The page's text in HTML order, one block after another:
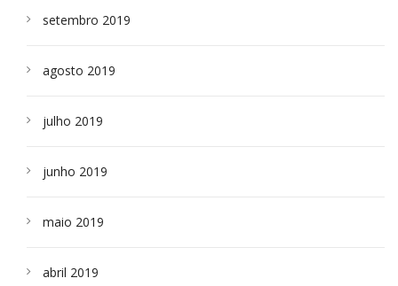
setembro 2019
agosto 2019
julho 2019
junho 2019
maio 2019
abril 2019